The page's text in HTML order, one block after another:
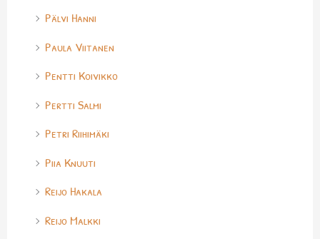
Pälvi Hanni
Paula Viitanen
Pentti Koivikko
Pertti Salmi
Petri Riihimäki
Piia Knuuti
Reijo Hakala
Reijo Malkki